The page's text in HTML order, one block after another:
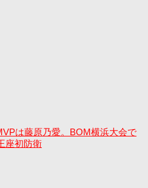
は藤原乃愛。BOM横浜大会で
座初防衛